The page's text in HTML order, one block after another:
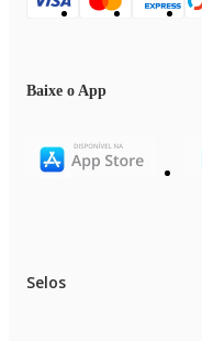
Baixe o App
Selos